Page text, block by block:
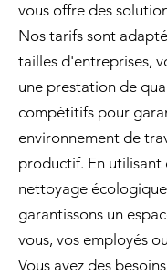
vous offre des
Nos tarifs sont
tailles d'entreprises,
une prestation de
compétitifs pour
environnement de
productif. En utilisant
nettoyage
garantissons un
vous, vos employés
Vous avez des